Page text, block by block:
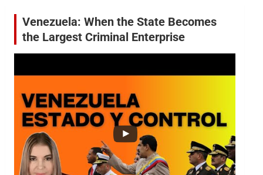
Venezuela: When the State Becomes
the Largest Criminal Enterprise